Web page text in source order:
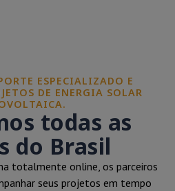
ESPECIALIZADO E
DE ENERGIA SOLAR
todas as
do Brasil
totalmente online, os parceiros
seus projetos em tempo